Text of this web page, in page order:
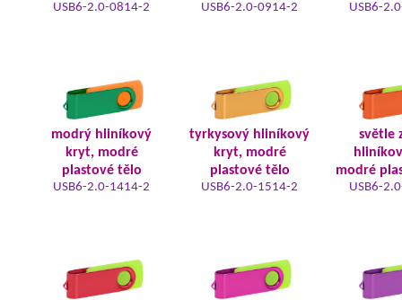
USB6-2.0-0814-2 USB6-2.0-0914-2 USB6-
modrý hliníkový
kryt, modré
plastové tělo
USB6-2.0-1414-2
tyrkysový hliníkový
kryt, modré
plastové tělo
USB6-2.0-1514-2
světle
modré
USB6-